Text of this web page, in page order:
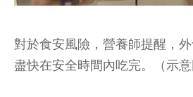
對於食安風險，營養師提醒，
盡快在安全時間內吃完。（示意